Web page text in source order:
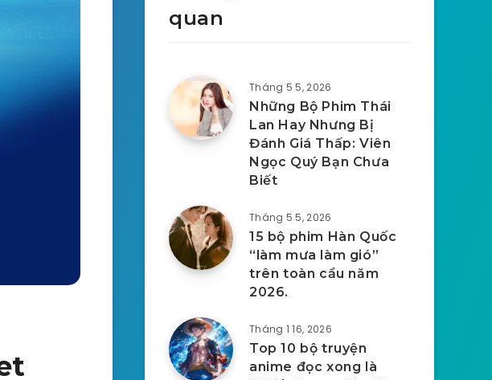
quan
Tháng 5 5, 2026
Những Bộ Phim Thái
Lan Hay Nhưng Bị
Đánh Giá Thấp: Viên
Ngọc Quý Bạn Chưa
Biết
Tháng 5 5, 2026
15 bộ phim Hàn Quốc
“làm mưa làm gió”
trên toàn cầu năm
2026.
Tháng 1 16, 2026
Top 10 bộ truyện
anime đọc xong là